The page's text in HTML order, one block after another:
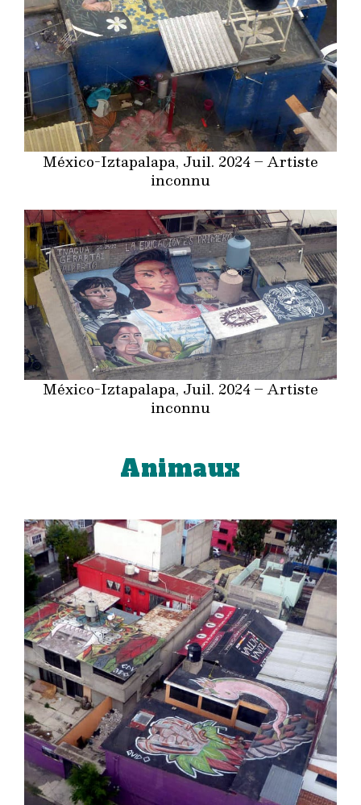
México-Iztapalapa, Juil. 2024 – Artiste
inconnu
México-Iztapalapa, Juil. 2024 – Artiste
inconnu
Animaux